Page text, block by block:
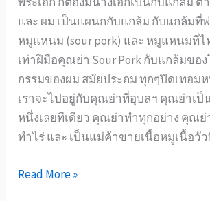
และ ผม เป็นแผนกกับแกล้ม กับแกล้มที่
หมูแหนม (sour pork) และ หมูแหนมที่
เท่าฝีมือคุณย่า Sour Pork กับแกล้มขอ
กรรมของผม สมัยประถม ทุกๆปิดเทอม
เราจะไปอยู่กับคุณย่าที่อุบลฯ คุณย่าเป็
หนึ่งเลยทีเดียว คุณย่าทำทุกอย่าง คุณย่
ทำไร่ และ เป็นแม่ค้าขายเนื้อหมูเนื้อวั
Sour
Read More »